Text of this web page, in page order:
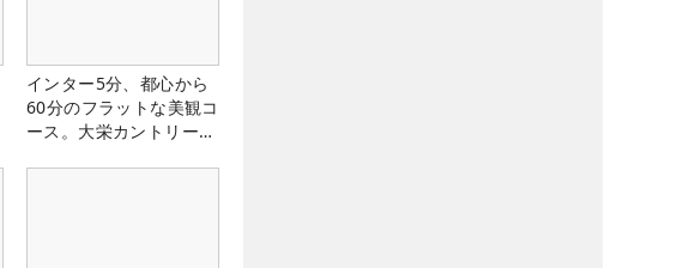
インター5分、都心から
60分のフラットな美観コ
ース。大栄カントリー俱